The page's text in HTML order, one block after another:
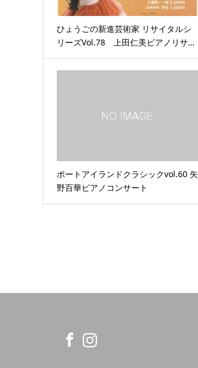
ひょうごの新進芸術家 リサイタルシ
リーズVol.78 上田仁美ピアノリサ…
ポートアイランドクラシックvol.60 矢
野百華ピアノコンサート